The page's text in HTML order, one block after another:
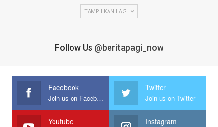
TAMPILKAN LAGI
Follow Us @beritapagi_now
Facebook
Join us on Facebook
Twitter
Join us on Twitter
Youtube Instagram